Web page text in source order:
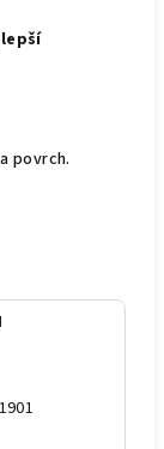
povrch.